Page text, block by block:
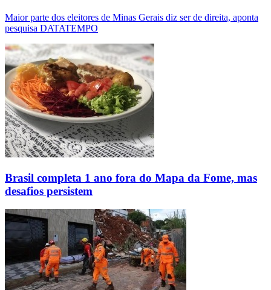
Maior parte dos eleitores de Minas Gerais diz ser de direita, aponta
pesquisa DATATEMPO
Brasil completa 1 ano fora do Mapa da Fome, mas
desafios persistem